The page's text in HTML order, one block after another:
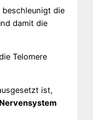
die
damit die
Telomere
ist,